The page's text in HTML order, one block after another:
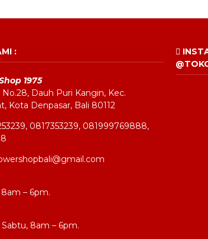
:
1975
Dauh Puri Kangin, Kec.
Kota Denpasar, Bali 80112
0817353239, 081999769888,
– 6pm.
8am – 6pm.